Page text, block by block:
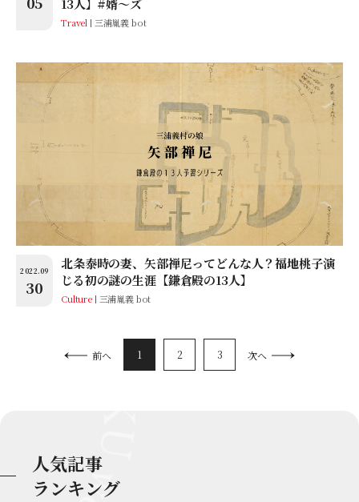
13人】#婿～ズ
Travel 三浦胤義 bot
2022.09
30
北条泰時の妻、矢部禅尼ってどんな人？福地桃子演
じる初の謎の生涯【鎌倉殿の13人】
Culture 三浦胤義 bot
前へ 1 2 3 次へ
人気記事
ランキング